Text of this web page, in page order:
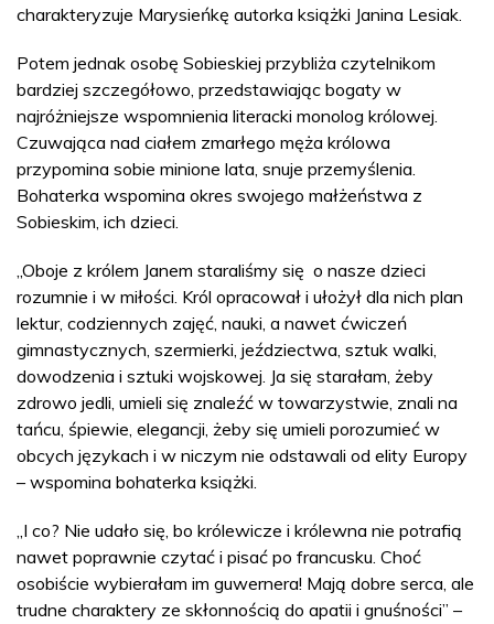
charakteryzuje Marysieńkę autorka książki Janina Lesiak.
Potem jednak osobę Sobieskiej przybliża czytelnikom
bardziej szczegółowo, przedstawiając bogaty w
najróżniejsze wspomnienia literacki monolog królowej.
Czuwająca nad ciałem zmarłego męża królowa
przypomina sobie minione lata, snuje przemyślenia.
Bohaterka wspomina okres swojego małżeństwa z
Sobieskim, ich dzieci.
„Oboje z królem Janem staraliśmy się o nasze dzieci
rozumnie i w miłości. Król opracował i ułożył dla nich plan
lektur, codziennych zajęć, nauki, a nawet ćwiczeń
gimnastycznych, szermierki, jeździectwa, sztuk walki,
dowodzenia i sztuki wojskowej. Ja się starałam, żeby
zdrowo jedli, umieli się znaleźć w towarzystwie, znali na
tańcu, śpiewie, elegancji, żeby się umieli porozumieć w
obcych językach i w niczym nie odstawali od elity Europy
– wspomina bohaterka książki.
„I co? Nie udało się, bo królewicze i królewna nie potrafią
nawet poprawnie czytać i pisać po francusku. Choć
osobiście wybierałam im guwernera! Mają dobre serca, ale
trudne charaktery ze skłonnością do apatii i gnuśności” –